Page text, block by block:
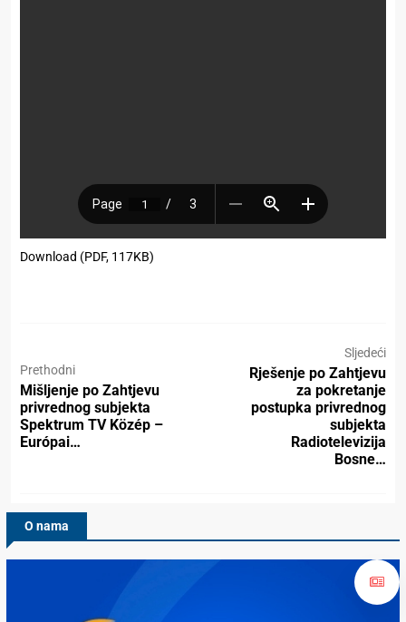
Download (PDF, 117KB)
Prethodni
Mišljenje po Zahtjevu
privrednog subjekta
Spektrum TV Közép –
Európai…
Sljedeći
Rješenje po Zahtjevu
za pokretanje
postupka privrednog
subjekta
Radiotelevizija
Bosne…
O nama